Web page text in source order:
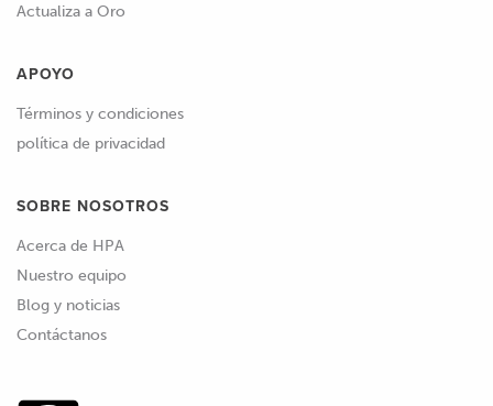
Actualiza a Oro
APOYO
Términos y condiciones
política de privacidad
SOBRE NOSOTROS
Acerca de HPA
Nuestro equipo
Blog y noticias
Contáctanos